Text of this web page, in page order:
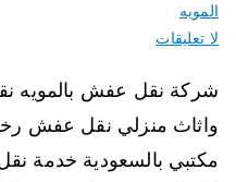
المويه
لا تعليقات
شركة نقل عفش بالمويه
واثاث منزلي نقل عفش
مكتبي بالسعودية خدمة